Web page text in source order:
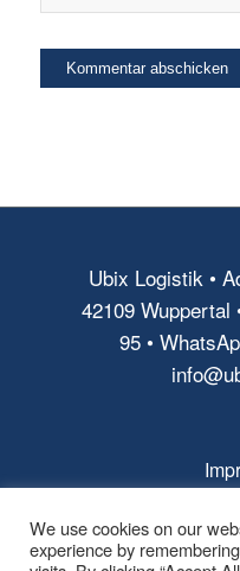
Ubix Logistik •
42109 Wuppertal
95 •
We use cookies on our
experience by